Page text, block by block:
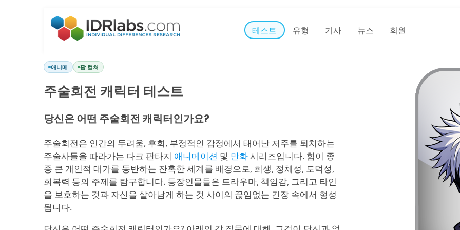
테스트 유형 기사 뉴스 회원
애니메 팝 컬처
주술회전 캐릭터 테스트
당신은 어떤 주술회전 캐릭터인가요?
주술회전은 인간의 두려움, 후회, 부정적인 감정에서 태어난 저주를 퇴치하는
주술사들을 따라가는 다크 판타지 애니메이션 및 만화시리즈입니다. 힘이 종
종 큰 개인적 대가를 동반하는 잔혹한 세계를 배경으로, 희생, 정체성, 도덕성,
회복력 등의 주제를 탐구합니다. 등장인물들은 트라우마, 책임감, 그리고 타인
을 보호하는 것과 자신을 살아남게 하는 것 사이의 끊임없는 긴장 속에서 형성
됩니다.